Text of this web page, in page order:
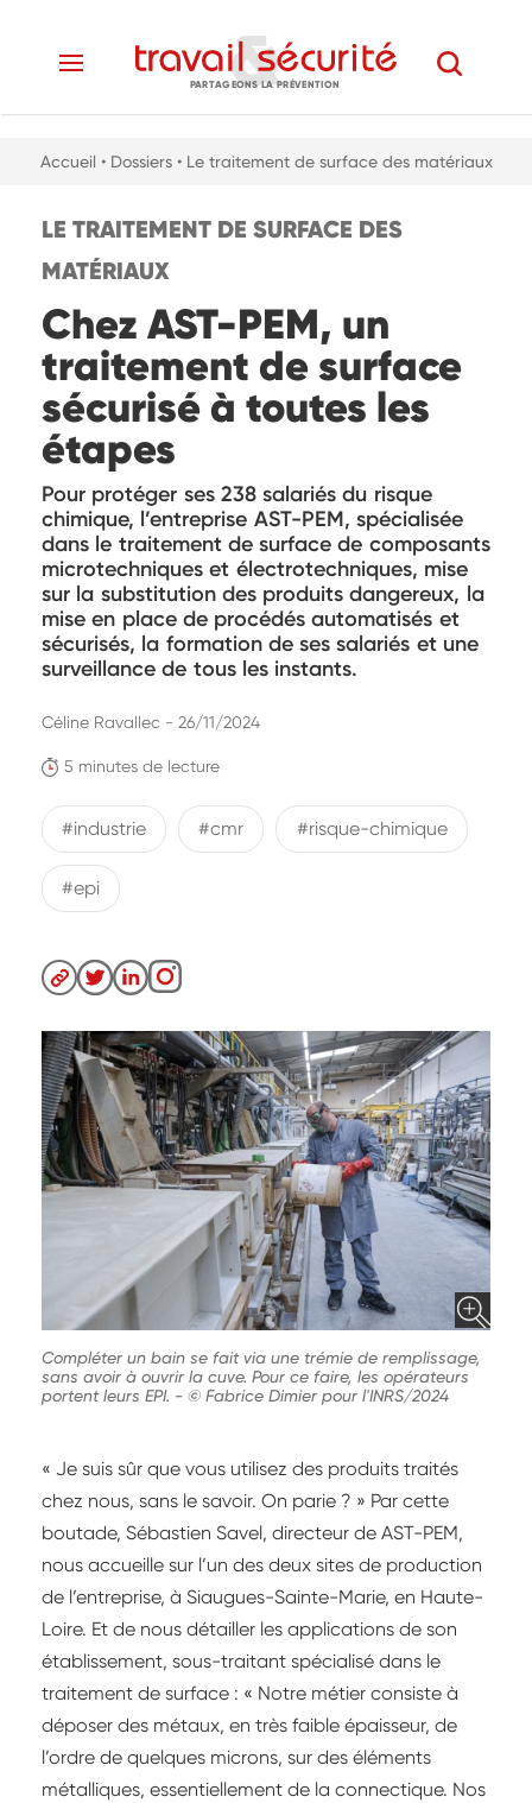
PARTAGEONS LA PRÉVENTION
Accueil • Dossiers • Le traitement de surface des matériaux
LE TRAITEMENT DE SURFACE DES
MATÉRIAUX
Chez AST-PEM, un
traitement de surface
sécurisé à toutes les
étapes
Pour protéger ses 238 salariés du risque
chimique, l’entreprise AST-PEM, spécialisée
dans le traitement de surface de composants
microtechniques et électrotechniques, mise
sur la substitution des produits dangereux, la
mise en place de procédés automatisés et
sécurisés, la formation de ses salariés et une
surveillance de tous les instants.
5 minutes de lecture
Céline Ravallec - 26/11/2024
#industrie #cmr #risque-chimique
#epi
Compléter un bain se fait via une trémie de remplissage,
sans avoir à ouvrir la cuve. Pour ce faire, les opérateurs
portent leurs EPI. - © Fabrice Dimier pour l'INRS/2024
« Je suis sûr que vous utilisez des produits traités
chez nous, sans le savoir. On parie ? » Par cette
boutade, Sébastien Savel, directeur de AST-PEM,
nous accueille sur l’un des deux sites de production
de l’entreprise, à Siaugues-Sainte-Marie, en Haute-
Loire. Et de nous détailler les applications de son
établissement, sous-traitant spécialisé dans le
traitement de surface : « Notre métier consiste à
déposer des métaux, en très faible épaisseur, de
l’ordre de quelques microns, sur des éléments
métalliques, essentiellement de la connectique. Nos